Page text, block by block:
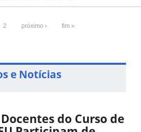
2 próximo › fim »
e Notícias
do Curso de